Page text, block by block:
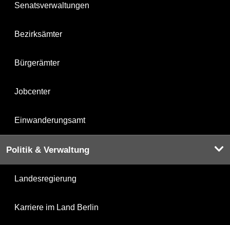
Senatsverwaltungen
Bezirksämter
Bürgerämter
Jobcenter
Einwanderungsamt
Politik & Verwaltung
Landesregierung
Karriere im Land Berlin